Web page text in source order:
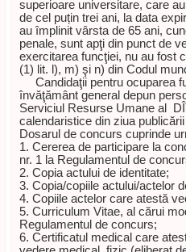
superioare universitare, care
de cel puțin trei ani, la data
au împlinit vârsta de 65 ani,
penale, sunt apţi din punct de
exercitarea funcţiei, nu au fost
(1) lit. l), m) şi n) din Codul
Candidaţii pentru ocuparea
învăţământ general depun
Serviciul Resurse Umane al
calendaristice din ziua
Dosarul de concurs cuprinde
1. Cererea de participare la
nr. 1 la Regulamentul de
2. Copia actului de identitate;
3. Copia/copiile actului/actelor
4. Copiile actelor care atestă
5. Curriculum Vitae, al cărui
Regulamentul de concurs;
6. Certificatul medical care